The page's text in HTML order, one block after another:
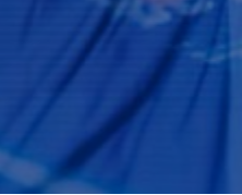
– Community
Arts-Music
– Ελλάδα
– Ads